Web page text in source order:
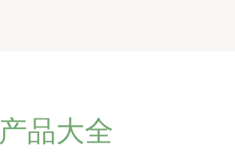
产品大全